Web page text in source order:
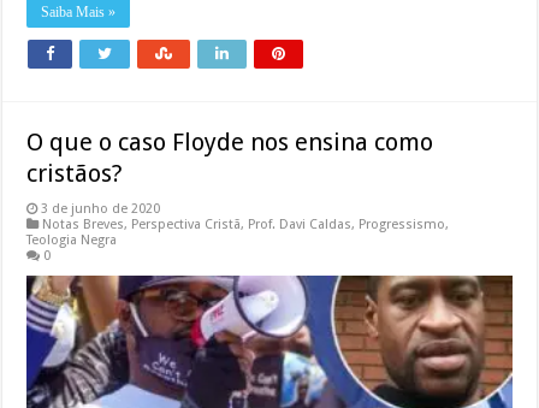
Saiba Mais »
O que o caso Floyde nos ensina como
cristãos?
3 de junho de 2020
Notas Breves, Perspectiva Cristã, Prof. Davi Caldas, Progressismo,
Teologia Negra
0